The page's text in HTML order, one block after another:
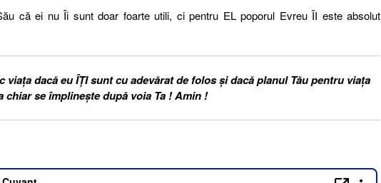
că ei nu Îi sunt doar foarte utili, ci pentru EL poporul Evreu ÎI este absolut
viața dacă eu ÎȚI sunt cu adevărat de folos și dacă planul Tău pentru viața
chiar se împlinește după voia Ta ! Amin !